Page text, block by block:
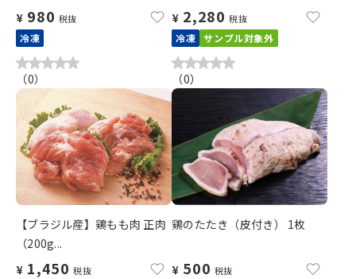
¥ 980 税抜
冷凍
（0）
¥ 2,280 税抜
冷凍 サンプル対象外
（0）
【ブラジル産】鶏もも肉 正肉
（200g...
¥ 1,450 税抜
鶏のたたき（皮付き） 1枚
¥ 500 税抜